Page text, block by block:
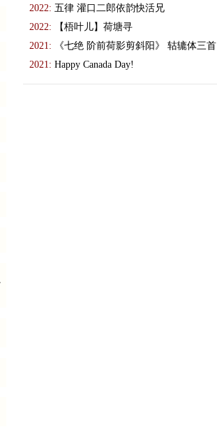
2022: 五律 灌口二郎依韵快活兄
2022:
【梧叶儿】荷塘寻
2021:
《七绝 阶前荷影剪斜阳》 轱辘体三首
2021: Happy Canada Day!